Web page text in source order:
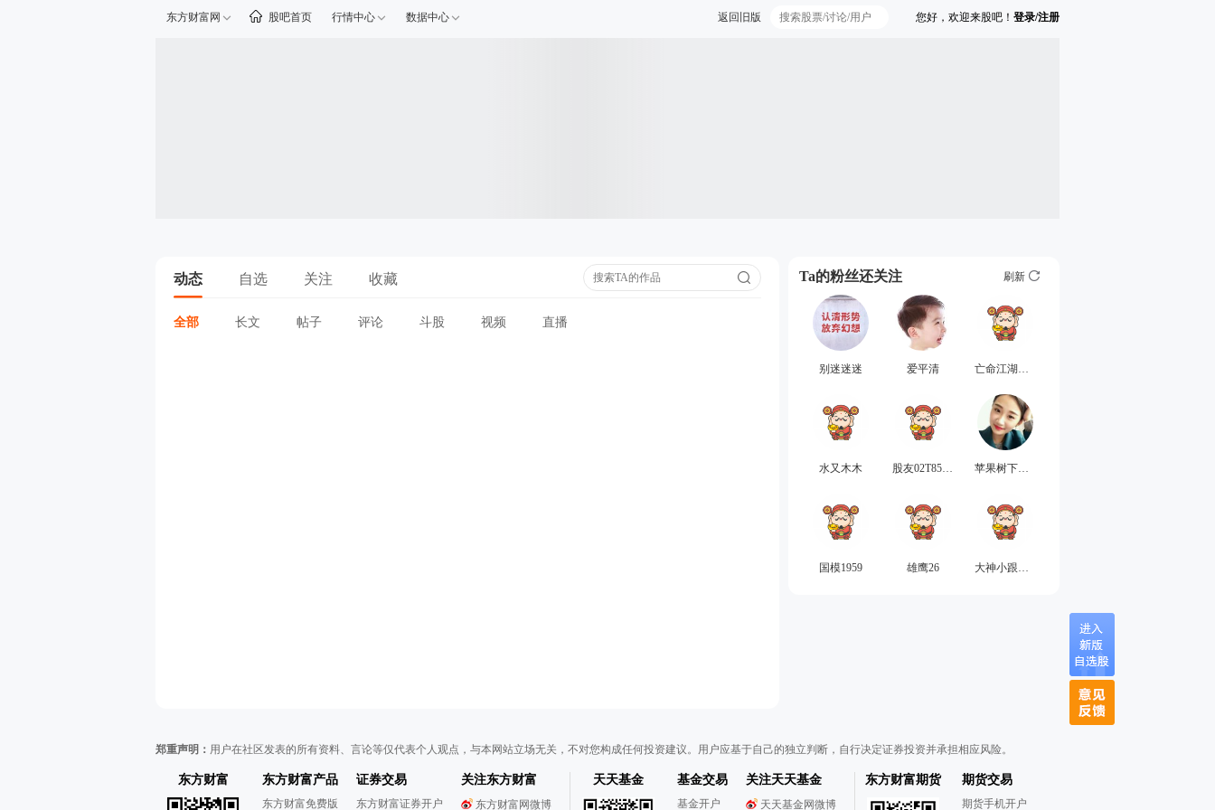
东方财富网 股吧首页 行情中心 数据中心 您好，欢迎来股吧！ 登录/注册
返回旧版
动态 自选 关注 收藏
全部 长文 帖子 评论 斗股 视频 直播
Ta的粉丝还关注 刷新
别迷迷迷 爱平清 亡命江湖风风
水又木木 股友02T8507R00 苹果树下生长
国模1959 雄鹰26 大神小跟班123
郑重声明： 用户在社区发表的所有资料、言论等仅代表个人观点，与本网站立场无关，不对您构成任何投资建议。用户应基于自己的独立判断，自行决定证券投资并承担相应风险。
东方财富 东方财富产品
东方财富免费版
证券交易
东方财富证券开户
关注东方财富
东方财富网微博
天天基金 基金交易
基金开户
关注天天基金
天天基金网微博
东方财富期货 期货交易
期货手机开户